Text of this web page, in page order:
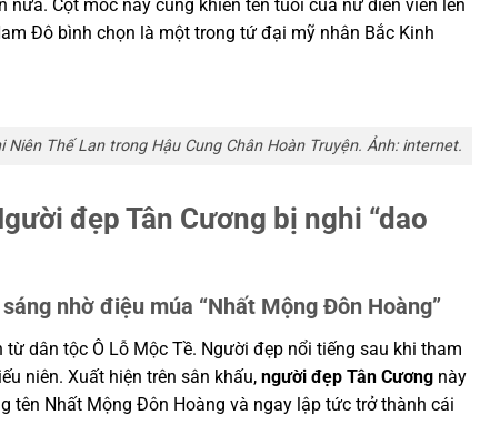
nữa. Cột mốc này cũng khiến tên tuổi của nữ diễn viên lên
Đô bình chọn là một trong tứ đại mỹ nhân Bắc Kinh
Thế Lan trong Hậu Cung Chân Hoàn Truyện. Ảnh: internet.
đẹp Tân Cương bị nghi “dao
nhờ điệu múa “Nhất Mộng Đôn Hoàng”
dân tộc Ô Lỗ Mộc Tề. Người đẹp nổi tiếng sau khi tham
niên. Xuất hiện trên sân khấu, người đẹp Tân Cương này
tên Nhất Mộng Đôn Hoàng và ngay lập tức trở thành cái